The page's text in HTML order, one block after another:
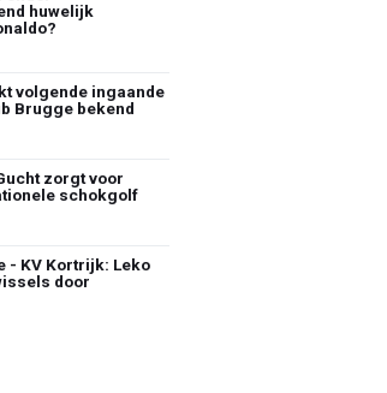
huwelijk
volgende ingaande
Brugge bekend
zorgt voor
schokgolf
- KV Kortrijk: Leko
door